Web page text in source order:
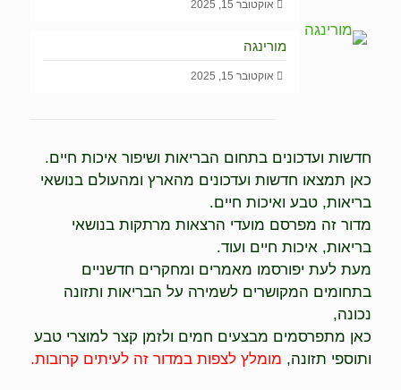
אוקטובר 15, 2025
מורינגה
אוקטובר 15, 2025
חדשות ועדכונים בתחום הבריאות ושיפור איכות חיים.
כאן תמצאו חדשות ועדכונים מהארץ ומהעולם בנושאי
בריאות, טבע ואיכות חיים.
מדור זה מפרסם מועדי הרצאות מרתקות בנושאי
בריאות, איכות חיים ועוד.
מעת לעת יפורסמו מאמרים ומחקרים חדשניים
בתחומים המקושרים לשמירה על הבריאות ותזונה
נכונה,
כאן מתפרסמים מבצעים חמים ולזמן קצר למוצרי טבע
ותוספי תזונה, מומלץ לצפות במדור זה לעיתים קרובות.